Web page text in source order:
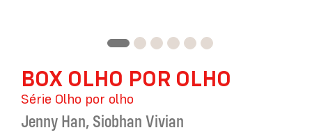
Galeria
BOX OLHO POR OLHO
Série Olho por olho
Jenny Han, Siobhan Vivian